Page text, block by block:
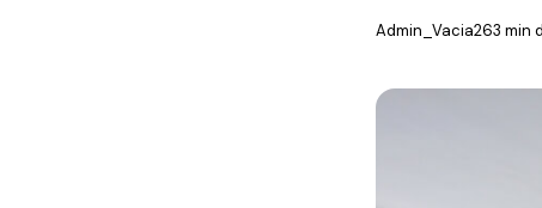
Admin_Vacia263 min